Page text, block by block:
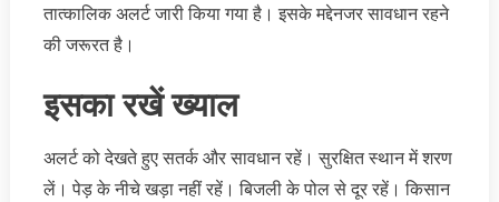
तात्‍कालिक अलर्ट जारी किया गया है। इसके मद्देनजर सावधान रहने
की जरूरत है।
इसका रखें ख्‍याल
अलर्ट को देखते हुए सतर्क और सावधान रहें। सु‍रक्षित स्‍थान में शरण
लें। पेड़ के नीचे खड़ा नहीं रहें। बिजली के पोल से दूर रहें। किसान